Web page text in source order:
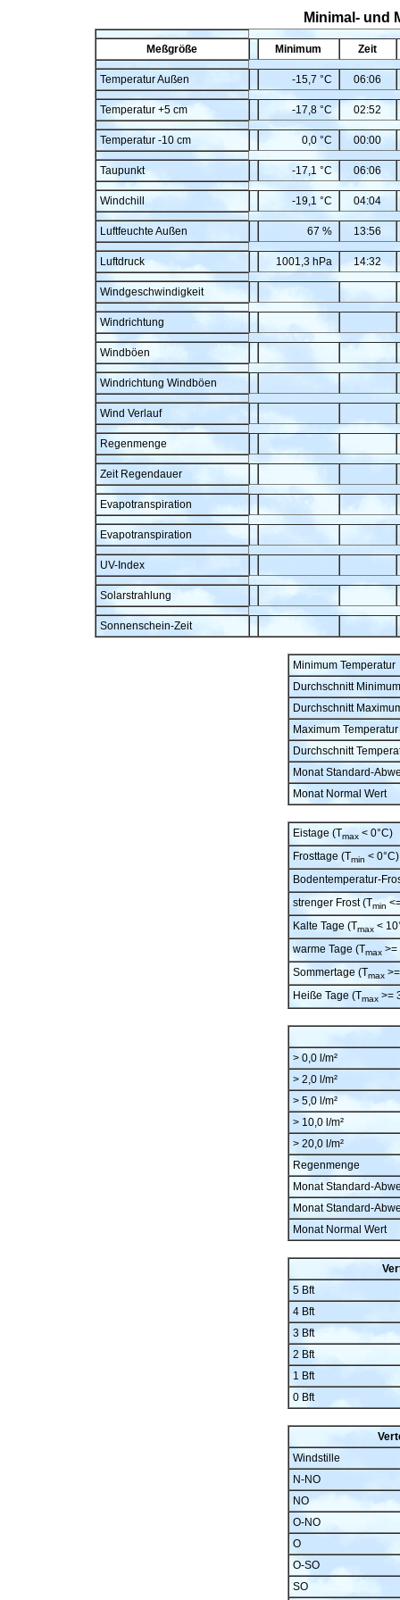
Minimal- und
Meßgröße Minimum Zeit
Temperatur Außen -15,7 °C 06:06
Temperatur +5 cm -17,8 °C 02:52
Temperatur -10 cm 0,0 °C 00:00
Taupunkt -17,1 °C 06:06
Windchill -19,1 °C 04:04
Luftfeuchte Außen 67 % 13:56
Luftdruck 1001,3 hPa 14:32
Windgeschwindigkeit
Windrichtung
Windböen
Windrichtung Windböen
Wind Verlauf
Regenmenge
Zeit Regendauer
Evapotranspiration
Evapotranspiration
UV-Index
Solarstrahlung
Sonnenschein-Zeit
Minimum Temperatur
Durchschnitt
Durchschnitt
Maximum Temperatur
Durchschnitt
Monat Standard-
Monat Normal Wert
Eistage (Tmax< 0°C)
Frosttage (Tmin < 0°C)
Bodentemperatur-
strenger Frost (Tmin
Kalte Tage (Tmax<
warme Tage (Tmax>=
Sommertage (Tmax>=
Heiße Tage (Tmax>=
> 0,0 l/m²
> 2,0 l/m²
> 5,0 l/m²
> 10,0 l/m²
> 20,0 l/m²
Regenmenge
Monat Standard-
Monat Standard-
Monat Normal Wert
5 Bft
4 Bft
3 Bft
2 Bft
1 Bft
0 Bft
Windstille
N-NO
NO
O-NO
O
O-SO
SO